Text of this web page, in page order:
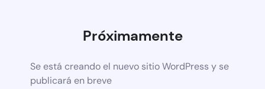
Próximamente
Se está creando el nuevo sitio WordPress y se
publicará en breve